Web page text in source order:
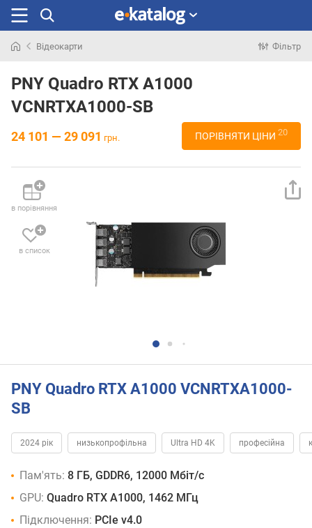
раніше
Відеокарти Фільтр
PNY Quadro RTX A1000
VCNRTXA1000-SB
24 101 — 29 091 грн. ПОРІВНЯТИ ЦІНИ 20
в порівняння
в список
PNY Quadro RTX A1000 VCNRTXA1000-
SB
2024 рік низькопрофільна Ultra HD 4K професійна
Пам'ять: 8 ГБ, GDDR6, 12000 Мбіт/с
GPU: Quadro RTX A1000, 1462 МГц
Підключення: PCIe v4.0